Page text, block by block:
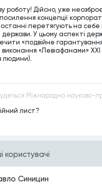
роботу! Дійсно, уже
концепції
перетягують на себе
держави. У цьому аспекті
«подвійне
«Левіафанами» ХХІ
людини).
лист?
користувачi
Синицин